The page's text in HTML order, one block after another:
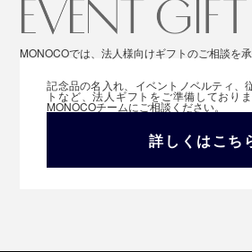
MONOCOでは、法人様向けギフトのご相談を承
記念品の名入れ、イベントノベルティ、
トなど、法人ギフトをご準備しており
MONOCOチームにご相談ください。
詳しくはこち